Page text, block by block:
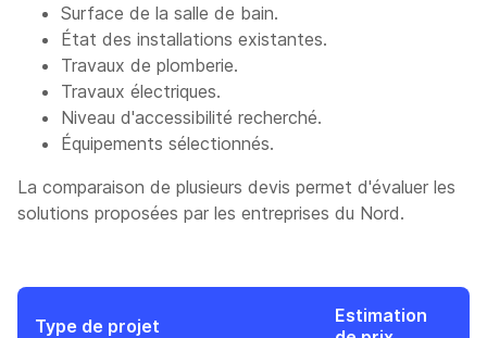
Surface de la salle de bain.
État des installations existantes.
Travaux de plomberie.
Travaux électriques.
Niveau d'accessibilité recherché.
Équipements sélectionnés.
La comparaison de plusieurs devis permet d'évaluer les
solutions proposées par les entreprises du Nord.
Type de projet
Estimation